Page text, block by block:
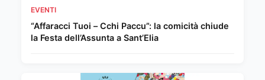
EVENTI
“Affaracci Tuoi – Cchi Paccu”: la comicità chiude
la Festa dell’Assunta a Sant’Elia